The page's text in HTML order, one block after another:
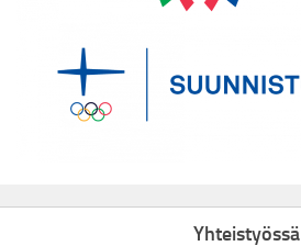
Yhteistyössä